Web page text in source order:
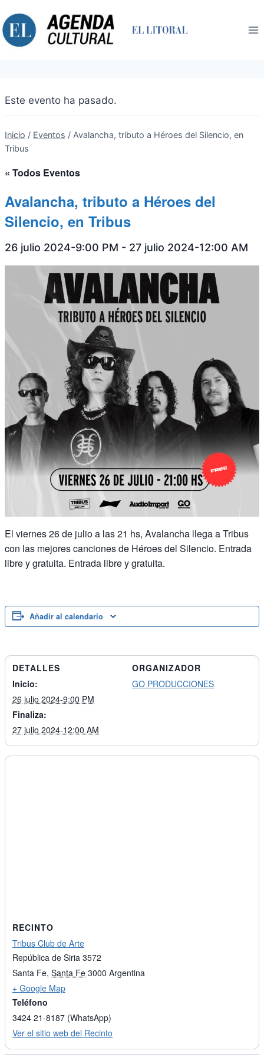
al
contenido
Este evento ha pasado.
Inicio / Eventos / Avalancha, tributo a Héroes del Silencio, en
Tribus
« Todos Eventos
Avalancha, tributo a Héroes del
Silencio, en Tribus
26 julio 2024-9:00 PM - 27 julio 2024-12:00 AM
El viernes 26 de julio a las 21 hs, Avalancha llega a Tribus
con las mejores canciones de Héroes del Silencio. Entrada
libre y gratuita. Entrada libre y gratuita.
Añadir al calendario
DETALLES
Inicio:
26 julio 2024-9:00 PM
Finaliza:
27 julio 2024-12:00 AM
ORGANIZADOR
GO PRODUCCIONES
RECINTO
Tribus Club de Arte
República de Siria 3572
Santa Fe, Santa Fe 3000 Argentina
+ Google Map
Teléfono
3424 21-8187 (WhatsApp)
Ver el sitio web del Recinto